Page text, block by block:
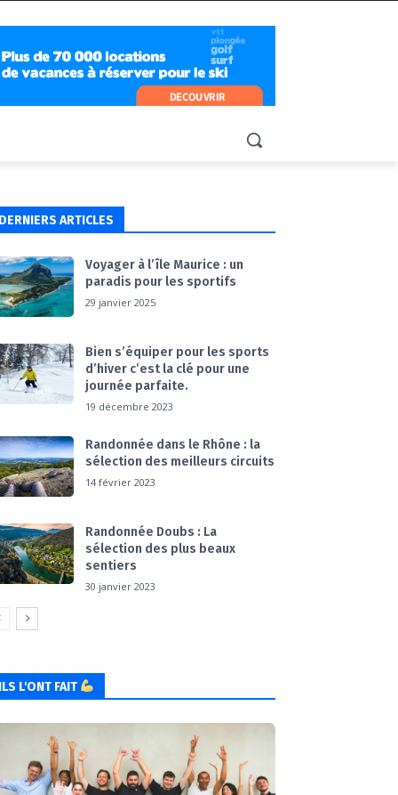
DERNIERS ARTICLES
Voyager à l’île Maurice : un
paradis pour les sportifs
29 janvier 2025
Bien s’équiper pour les sports
d’hiver c’est la clé pour une
journée parfaite.
19 décembre 2023
Randonnée dans le Rhône : la
sélection des meilleurs circuits
14 février 2023
Randonnée Doubs : La
sélection des plus beaux
sentiers
30 janvier 2023
ILS L'ONT FAIT